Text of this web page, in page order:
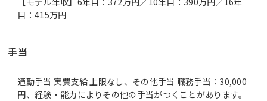
目：415万円
手当
通勤手当 実費支給 上限なし、その他手当 職務手当：30,000
円、経験・能力によりその他の手当がつくことがあります。